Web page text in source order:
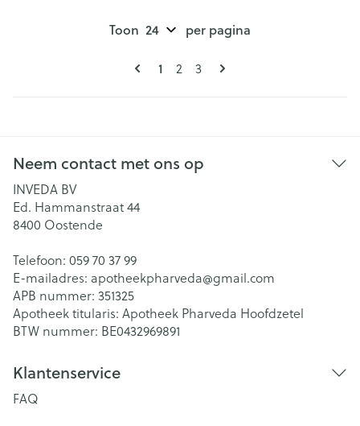
Pagina's
U lees momenteel pagina
1 Pagina
2 Pagina
3
Toon per pagina
Neem contact met ons op
INVEDA BV
Ed. Hammanstraat 44
8400 Oostende
Telefoon: 059 70 37 99
E-mailadres: apotheekpharveda@gmail.com
APB nummer: 351325
Apotheek titularis: Apotheek Pharveda Hoofdzetel
BTW nummer: BE0432969891
Klantenservice
FAQ